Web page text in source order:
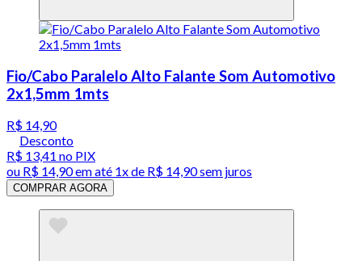
Fio/Cabo Paralelo Alto Falante Som Automotivo
2x1,5mm 1mts
R$ 14,90
Desconto
R$ 13,41 no PIX
ou R$ 14,90em até 1x de R$ 14,90sem juros
COMPRAR AGORA